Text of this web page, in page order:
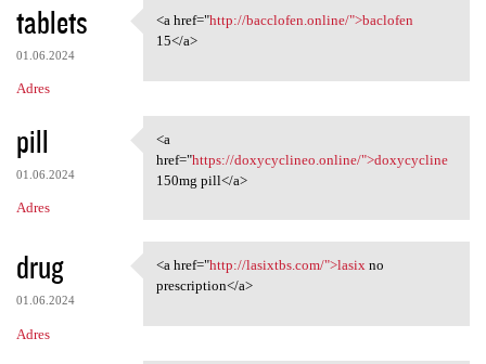
tablets
01.06.2024
Adres
<a href="http://bacclofen
<a href="http://bacclofen.online/">baclofen
15</a>
pill
01.06.2024
Adres
<a href="https://doxycyclineo
<a
href="https://doxycyclineo.online/">doxycycline
150mg pill</a>
drug
01.06.2024
Adres
<a href="http://lasixtbs.com/
<a href="http://lasixtbs.com/">lasixno
prescription</a>